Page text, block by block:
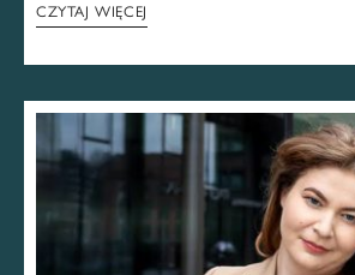
CZYTAJ WIĘCEJ